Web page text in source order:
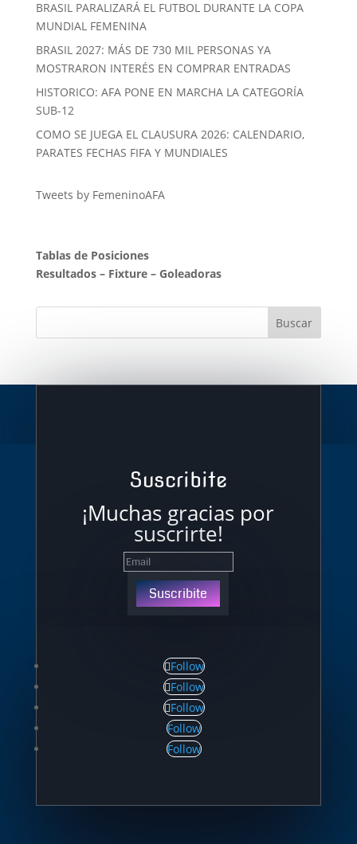
BRASIL PARALIZARÁ EL FUTBOL DURANTE LA COPA
MUNDIAL FEMENINA
BRASIL 2027: MÁS DE 730 MIL PERSONAS YA
MOSTRARON INTERÉS EN COMPRAR ENTRADAS
HISTORICO: AFA PONE EN MARCHA LA CATEGORÍA
SUB-12
COMO SE JUEGA EL CLAUSURA 2026: CALENDARIO,
PARATES FECHAS FIFA Y MUNDIALES
Tweets by FemeninoAFA
Tablas de Posiciones
Resultados– Fixture– Goleadoras
Suscribite
¡Muchas gracias por
suscrirte!
Suscribite
Follow
Follow
Follow
Follow
Follow